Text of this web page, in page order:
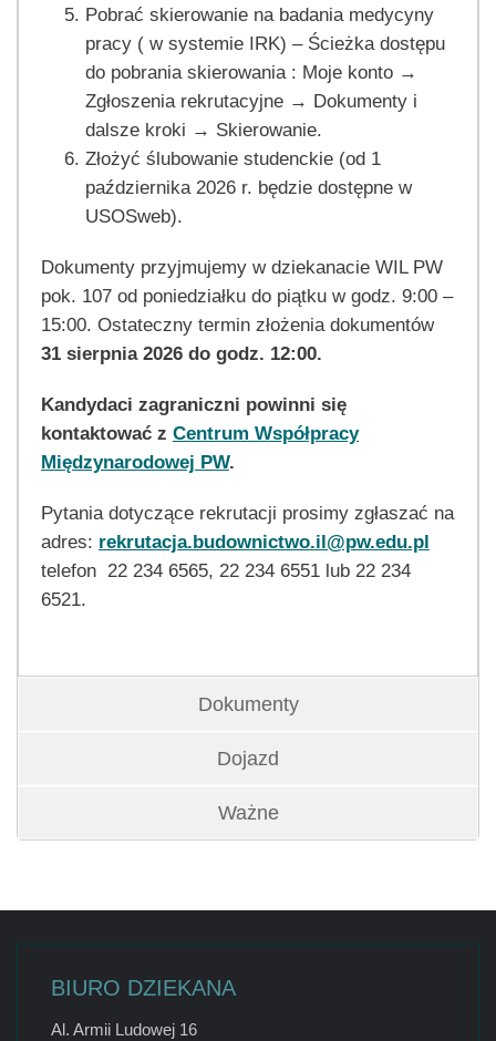
Pobrać skierowanie na badania medycyny
pracy ( w systemie IRK) – Ścieżka dostępu
do pobrania skierowania : Moje konto →
Zgłoszenia rekrutacyjne → Dokumenty i
dalsze kroki → Skierowanie.
Złożyć ślubowanie studenckie (od 1
października 2026 r. będzie dostępne w
USOSweb).
Dokumenty przyjmujemy w dziekanacie WIL PW
pok. 107 od poniedziałku do piątku w godz. 9:00 –
15:00. Ostateczny termin złożenia dokumentów
31 sierpnia 2026 do godz. 12:00.
Kandydaci zagraniczni powinni się
kontaktować z Centrum Współpracy
Międzynarodowej PW.
Pytania dotyczące rekrutacji prosimy zgłaszać na
adres: rekrutacja.budownictwo.il@pw.edu.pl
telefon 22 234 6565, 22 234 6551 lub 22 234
6521.
Dokumenty
Dojazd
Ważne
BIURO DZIEKANA
Al. Armii Ludowej 16